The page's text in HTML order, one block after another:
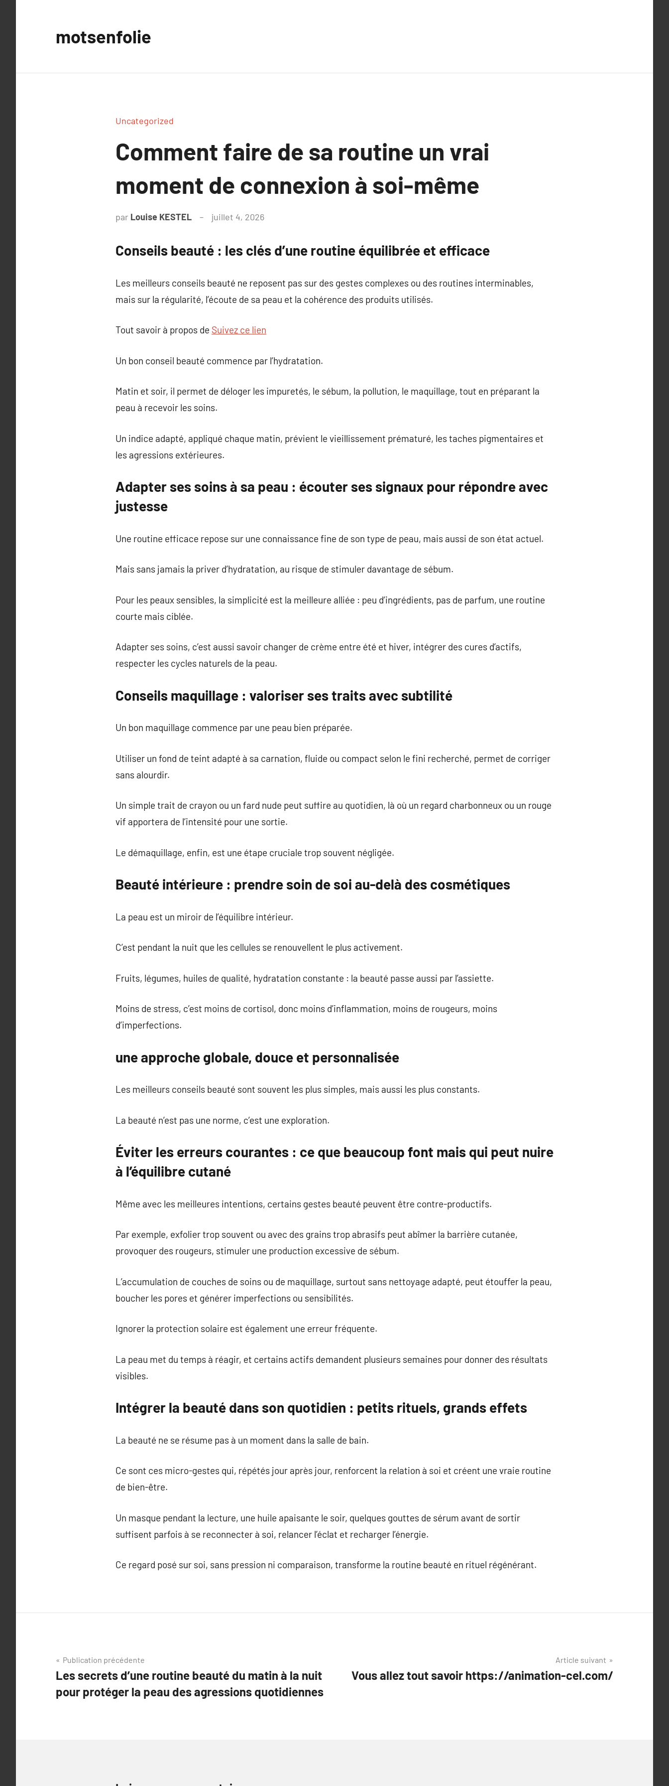
motsenfolie
Uncategorized
Comment faire de sa routine un vrai
moment de connexion à soi-même
par Louise KESTEL juillet 4, 2026
Conseils beauté : les clés d’une routine équilibrée et efficace
Les meilleurs conseils beauté ne reposent pas sur des gestes complexes ou des routines interminables,
mais sur la régularité, l’écoute de sa peau et la cohérence des produits utilisés.
Tout savoir à propos de Suivez ce lien
Un bon conseil beauté commence par l’hydratation.
Matin et soir, il permet de déloger les impuretés, le sébum, la pollution, le maquillage, tout en préparant la
peau à recevoir les soins.
Un indice adapté, appliqué chaque matin, prévient le vieillissement prématuré, les taches pigmentaires et
les agressions extérieures.
Adapter ses soins à sa peau : écouter ses signaux pour répondre avec
justesse
Une routine efficace repose sur une connaissance fine de son type de peau, mais aussi de son état actuel.
Mais sans jamais la priver d’hydratation, au risque de stimuler davantage de sébum.
Pour les peaux sensibles, la simplicité est la meilleure alliée : peu d’ingrédients, pas de parfum, une routine
courte mais ciblée.
Adapter ses soins, c’est aussi savoir changer de crème entre été et hiver, intégrer des cures d’actifs,
respecter les cycles naturels de la peau.
Conseils maquillage : valoriser ses traits avec subtilité
Un bon maquillage commence par une peau bien préparée.
Utiliser un fond de teint adapté à sa carnation, fluide ou compact selon le fini recherché, permet de corriger
sans alourdir.
Un simple trait de crayon ou un fard nude peut suffire au quotidien, là où un regard charbonneux ou un rouge
vif apportera de l’intensité pour une sortie.
Le démaquillage, enfin, est une étape cruciale trop souvent négligée.
Beauté intérieure : prendre soin de soi au-delà des cosmétiques
La peau est un miroir de l’équilibre intérieur.
C’est pendant la nuit que les cellules se renouvellent le plus activement.
Fruits, légumes, huiles de qualité, hydratation constante : la beauté passe aussi par l’assiette.
Moins de stress, c’est moins de cortisol, donc moins d’inflammation, moins de rougeurs, moins
d’imperfections.
une approche globale, douce et personnalisée
Les meilleurs conseils beauté sont souvent les plus simples, mais aussi les plus constants.
La beauté n’est pas une norme, c’est une exploration.
Éviter les erreurs courantes : ce que beaucoup font mais qui peut nuire
à l’équilibre cutané
Même avec les meilleures intentions, certains gestes beauté peuvent être contre-productifs.
Par exemple, exfolier trop souvent ou avec des grains trop abrasifs peut abîmer la barrière cutanée,
provoquer des rougeurs, stimuler une production excessive de sébum.
L’accumulation de couches de soins ou de maquillage, surtout sans nettoyage adapté, peut étouffer la peau,
boucher les pores et générer imperfections ou sensibilités.
Ignorer la protection solaire est également une erreur fréquente.
La peau met du temps à réagir, et certains actifs demandent plusieurs semaines pour donner des résultats
visibles.
Intégrer la beauté dans son quotidien : petits rituels, grands effets
La beauté ne se résume pas à un moment dans la salle de bain.
Ce sont ces micro-gestes qui, répétés jour après jour, renforcent la relation à soi et créent une vraie routine
de bien-être.
Un masque pendant la lecture, une huile apaisante le soir, quelques gouttes de sérum avant de sortir
suffisent parfois à se reconnecter à soi, relancer l’éclat et recharger l’énergie.
Ce regard posé sur soi, sans pression ni comparaison, transforme la routine beauté en rituel régénérant.
Navigation
de
l’article
Publication précédente
Les secrets d’une routine beauté du matin à la nuit
pour protéger la peau des agressions quotidiennes
Article suivant
Vous allez tout savoir https://animation-cel.com/